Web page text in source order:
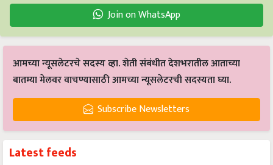
Join on WhatsApp
आमच्या न्यूसलेटरचे सदस्य व्हा. शेती संबंधीत देशभरातील आताच्या
बातम्या मेलवर वाचण्यासाठी आमच्या न्यूसलेटरची सदस्यता घ्या.
Subscribe Newsletters
Latest feeds